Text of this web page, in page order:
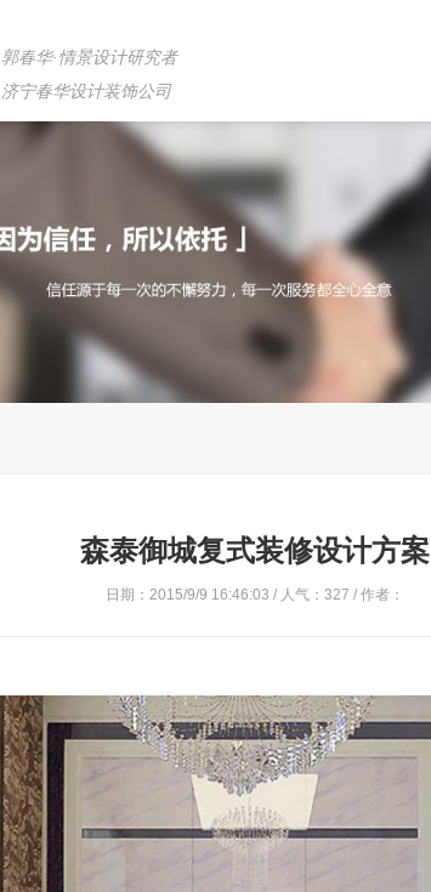
郭春华·情景设计研究者
济宁春华设计装饰公司
森泰御城复式装修设计方案
日期：2015/9/9 16:46:03 / 人气： 327 / 作者：